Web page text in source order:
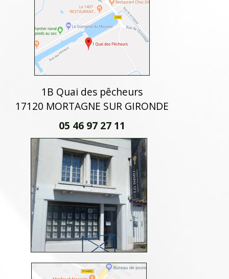
1B Quai des pêcheurs
17120 MORTAGNE SUR GIRONDE
05 46 97 27 11